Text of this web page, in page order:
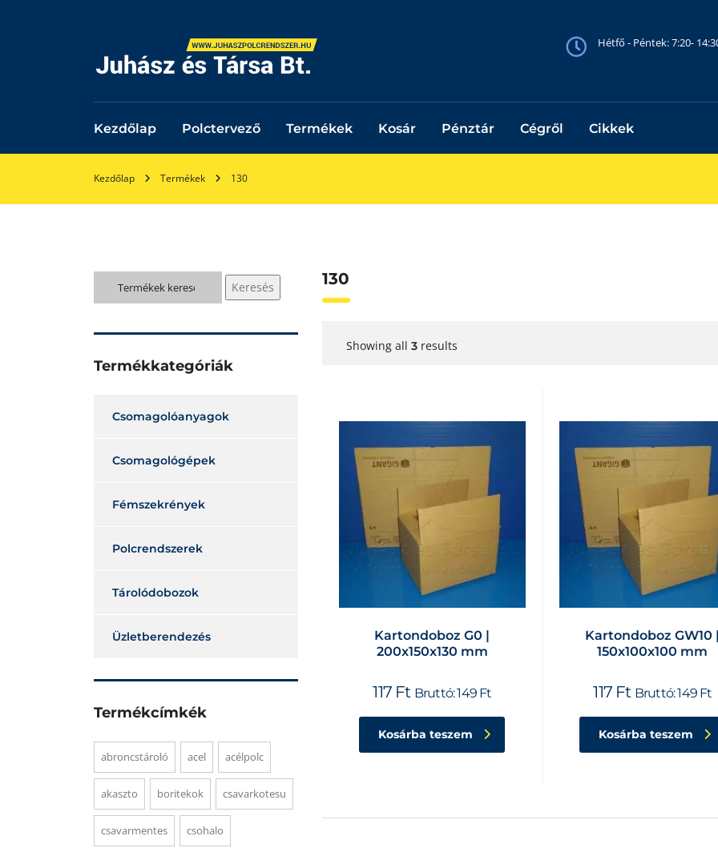
Hétfő - Péntek: 7:20-
Kezdőlap Polctervező Termékek Kosár Pénztár Cégről Cikkek
Kezdőlap Termékek 130
130
Showing all 3 results
Kartondoboz G0 |
200x150x130 mm
117 Ft Bruttó:149 Ft
Kosárba teszem
Kartondoboz GW10 |
150x100x100 mm
117 Ft Bruttó:149 Ft
Kosárba teszem
Keresés
a
Keresés
Termékkategóriák
Csomagolóanyagok
Csomagológépek
Fémszekrények
Polcrendszerek
Tárolódobozok
Üzletberendezés
Termékcímkék
abroncstároló acel acélpolc
akaszto boritekok csavarkotesu
csavarmentes csohalo